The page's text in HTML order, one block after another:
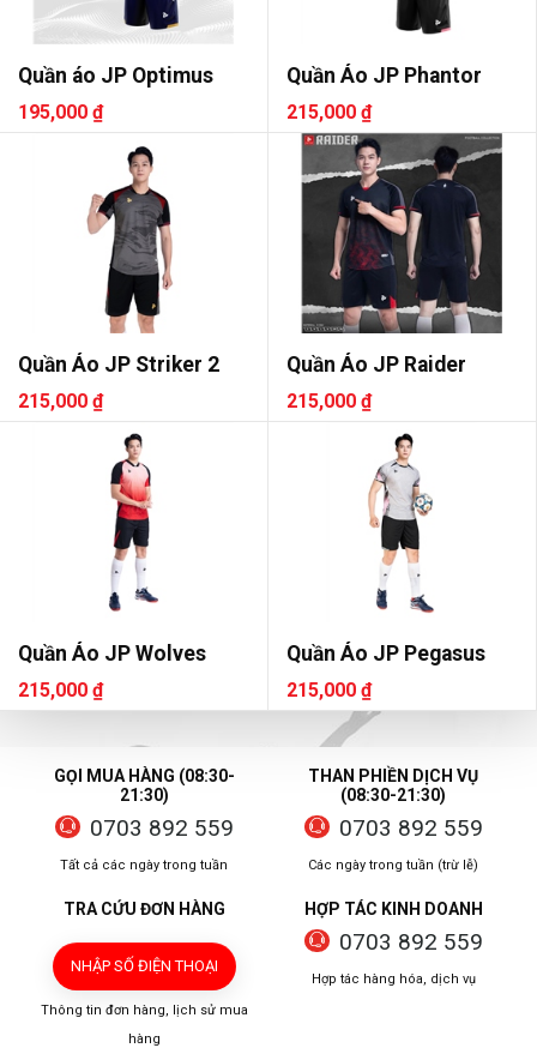
Quần áo JP Optimus
195,000 ₫
Quần Áo JP Phantor
215,000 ₫
Quần Áo JP Striker 2
215,000 ₫
Quần Áo JP Raider
215,000 ₫
Quần Áo JP Wolves
215,000 ₫
Quần Áo JP Pegasus
215,000 ₫
GỌI MUA HÀNG (08:30-
21:30)
0703 892 559
Tất cả các ngày trong tuần
THAN PHIỀN DỊCH VỤ
(08:30-21:30)
0703 892 559
Các ngày trong tuần (trừ lễ)
TRA CỨU ĐƠN HÀNG
NHẬP SỐ ĐIỆN THOẠI
Thông tin đơn hàng, lịch sử mua
hàng
HỢP TÁC KINH DOANH
0703 892 559
Hợp tác hàng hóa, dịch vụ